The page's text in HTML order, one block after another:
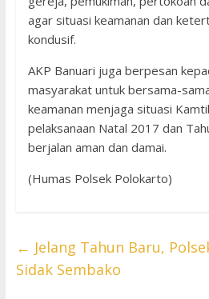
agar situasi keamanan dan
kondusif.
AKP Banuari juga berpesan
masyarakat untuk bersama-
keamanan menjaga situasi
pelaksanaan Natal 2017 dan
berjalan aman dan damai.
(Humas Polsek Polokarto)
← Jelang Tahun Baru,
Sidak Sembako